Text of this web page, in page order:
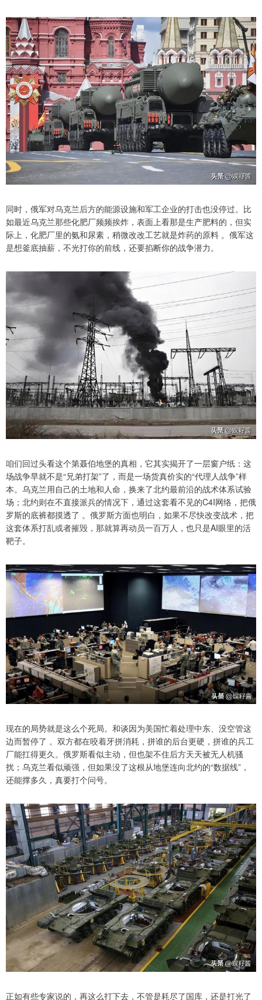
同时，俄军对乌克兰后方的能源设施和军工企业的打击也没停过。比
如最近乌克兰那些化肥厂频频挨炸，表面上看那是生产肥料的，但实
际上，化肥厂里的氨和尿素，稍微改改工艺就是炸药的原料 。俄军这
是想釜底抽薪，不光打你的前线，还要掐断你的战争潜力。
咱们回过头看这个第聂伯地堡的真相，它其实揭开了一层窗户纸：这
场战争早就不是“兄弟打架”了，而是一场货真价实的“代理人战争”样
本。乌克兰用自己的土地和人命，换来了北约最前沿的战术体系试验
场；北约则在不直接派兵的情况下，通过这套看不见的C4I网络，把俄
罗斯的底裤都摸透了 。俄罗斯方面也明白，如果不尽快改变战术，把
这套体系打乱或者摧毁，那就算再动员一百万人，也只是AI眼里的活
靶子。
现在的局势就是这么个死局。和谈因为美国忙着处理中东、没空管这
边而暂停了 。双方都在咬着牙拼消耗，拼谁的后台更硬，拼谁的兵工
厂能扛得更久。俄罗斯看似主动，但也架不住后方天天被无人机骚
扰；乌克兰看似顽强，但如果没了这根从地堡连向北约的“数据线”，
还能撑多久，真要打个问号。
正如有些专家说的，再这么打下去，不管是耗尽了国库，还是打光了